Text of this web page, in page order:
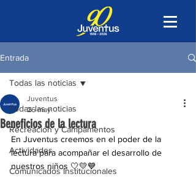
Entrada
Todas las noticias
Recreación y Campamentos
Actividades
Comunicados Institucionales
Todas las noticias
Beneficios de la lectura
Juventus
26 may
En Juventus creemos en el poder de la
lectura para acompañar el desarrollo de
nuestros niños 🤍💛💙